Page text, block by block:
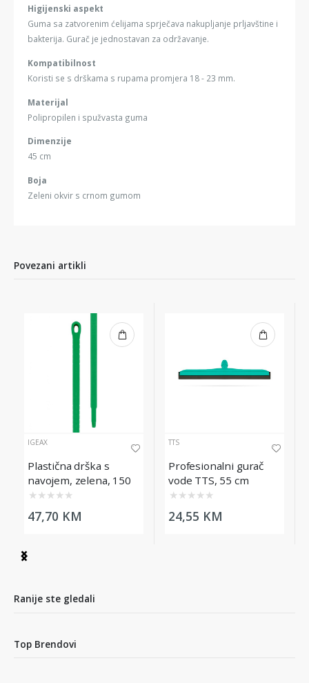
Higijenski aspekt
Guma sa zatvorenim ćelijama sprječava nakupljanje prljavštine i
bakterija. Gurač je jednostavan za održavanje.
Kompatibilnost
Koristi se s drškama s rupama promjera 18 - 23 mm.
Materijal
Polipropilen i spužvasta guma
Dimenzije
45 cm
Boja
Zeleni okvir s crnom gumom
Povezani artikli
IGEAX
Plastična drška s
navojem, zelena, 150
cm
★ ★ ★ ★ ★
47,70 KM
TTS
Profesionalni gurač
vode TTS, 55 cm
★ ★ ★ ★ ★
24,55 KM
Item
9
Ranije ste gledali
Top Brendovi